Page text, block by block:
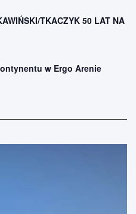
TKACZYK 50 LAT NA
w Ergo Arenie